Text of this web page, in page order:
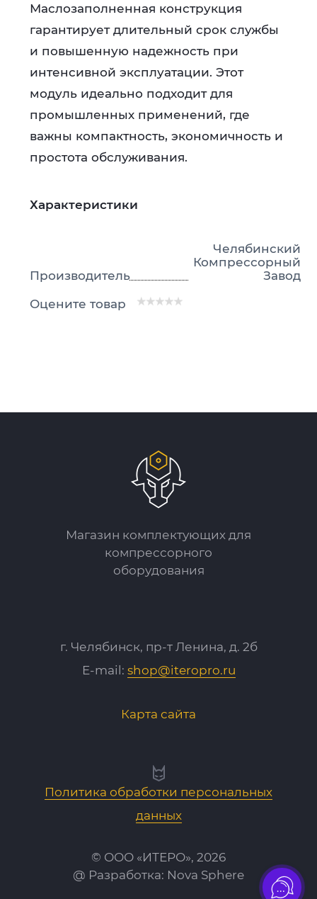
Маслозаполненная конструкция
гарантирует длительный срок службы
и повышенную надежность при
интенсивной эксплуатации. Этот
модуль идеально подходит для
промышленных применений, где
важны компактность, экономичность и
простота обслуживания.
Характеристики
Производитель
Челябинский
Компрессорный
Завод
Оцените товар
Магазин комплектующих для
компрессорного
оборудования
г. Челябинск, пр-т Ленина, д. 2б
E-mail: shop@iteropro.ru
Карта сайта
© ООО «ИТЕРО», 2026
@ Разработка: Nova Sphere
Политика обработки персональных
данных